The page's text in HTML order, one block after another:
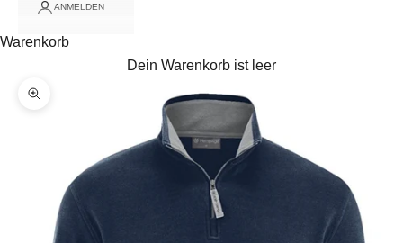
ANMELDEN
Warenkorb
Dein Warenkorb ist leer
Bild vergrößern